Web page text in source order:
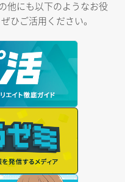
他にも以下のようなお役
ひご活用ください。